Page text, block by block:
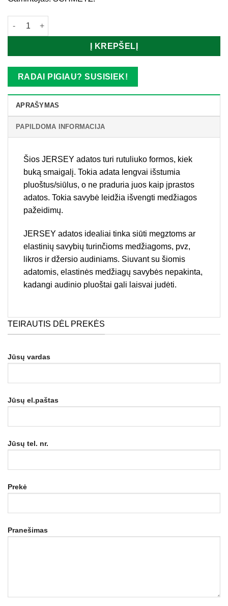
produkto kiekis: Adatos trikotažinės (elastiniams audiniams) -
Į KREPŠELĮ
RADAI PIGIAU? SUSISIEK!
APRAŠYMAS
PAPILDOMA INFORMACIJA
Šios JERSEY adatos turi rutuliuko formos, kiek
buką smaigalį. Tokia adata lengvai išstumia
pluoštus/siūlus, o ne praduria juos kaip įprastos
adatos. Tokia savybė leidžia išvengti medžiagos
pažeidimų.
JERSEY adatos idealiai tinka siūti megztoms ar
elastinių savybių turinčioms medžiagoms, pvz,
likros ir džersio audiniams. Siuvant su šiomis
adatomis, elastinės medžiagų savybės nepakinta,
kadangi audinio pluoštai gali laisvai judėti.
TEIRAUTIS DĖL PREKĖS
Jūsų vardas
Jūsų el.paštas
Jūsų tel. nr.
Prekė
Pranešimas